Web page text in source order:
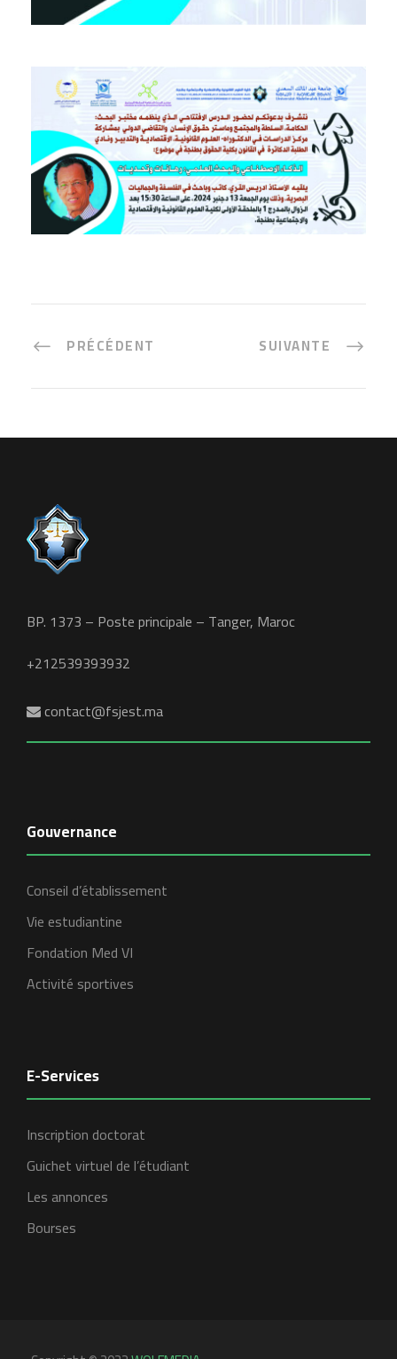
PRÉCÉDENT SUIVANTE
BP. 1373 – Poste principale – Tanger, Maroc
+212539393932
contact@fsjest.ma
Gouvernance
Conseil d’établissement
Vie estudiantine
Fondation Med VI
Activité sportives
E-Services
Inscription doctorat
Guichet virtuel de l’étudiant
Les annonces
Bourses